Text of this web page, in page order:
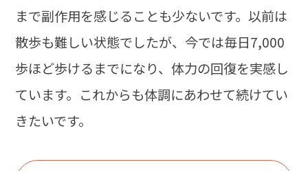
まで副作用を感じることも少ないです。以前は
散歩も難しい状態でしたが、今では毎日7,000
歩ほど歩けるまでになり、体力の回復を実感し
ています。これからも体調にあわせて続けてい
きたいです。